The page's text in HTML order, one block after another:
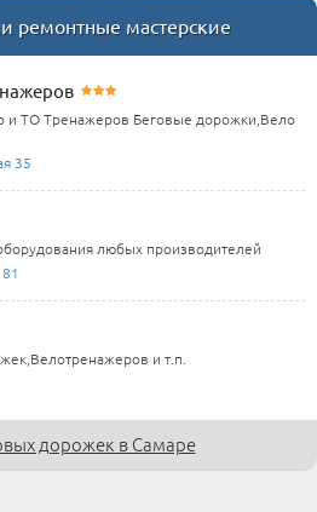
ремонтные мастерские
и ТО Тренажеров Беговые дорожки,Вело
35
любых производителей
и т.п.
дорожек в Самаре